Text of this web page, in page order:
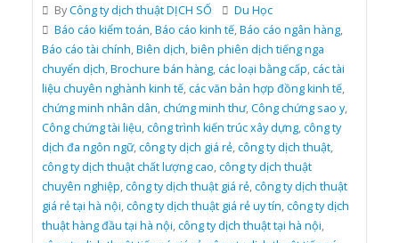
ByCông ty dịch thuật DỊCH SỐ
Du Học
Báo cáo kiểm toán,Báo cáo kinh tế,Báo cáo ngân hàng,
Báo cáo tài chính,Biên dịch,biên phiên dịch tiếng nga
chuyển dịch,Brochure bán hàng,các loại bằng cấp,các tài
liệu chuyên nghành kinh tế,các văn bản hợp đồng kinh tế,
chứng minh nhân dân,chứng minh thư,Công chứng sao y,
Công chứng tài liệu,công trình kiến trúc xây dựng,công ty
dịch đa ngôn ngữ,công ty dịch giá rẻ,công ty dịch thuật,
công ty dịch thuật chất lượng cao,công ty dịch thuật
chuyên nghiệp,công ty dịch thuật giá rẻ,công ty dịch thuật
giá rẻ tại hà nội,công ty dịch thuật giá rẻ uy tín,công ty dịch
thuật hàng đầu tại hà nội,công ty dịch thuật tại hà nội,